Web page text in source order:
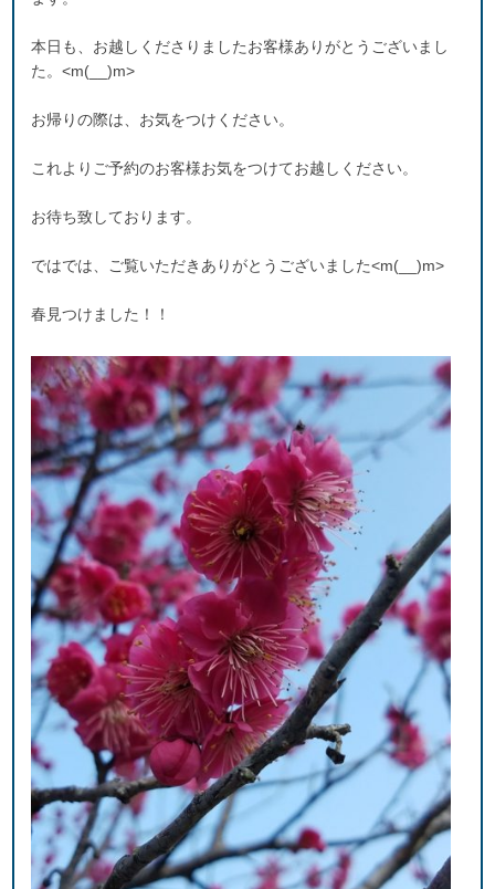
本日も、お越しくださりましたお客様ありがとうございまし
た。<m(__)m>
お帰りの際は、お気をつけください。
これよりご予約のお客様お気をつけてお越しください。
お待ち致しております。
ではでは、ご覧いただきありがとうございました<m(__)m>
春見つけました！！